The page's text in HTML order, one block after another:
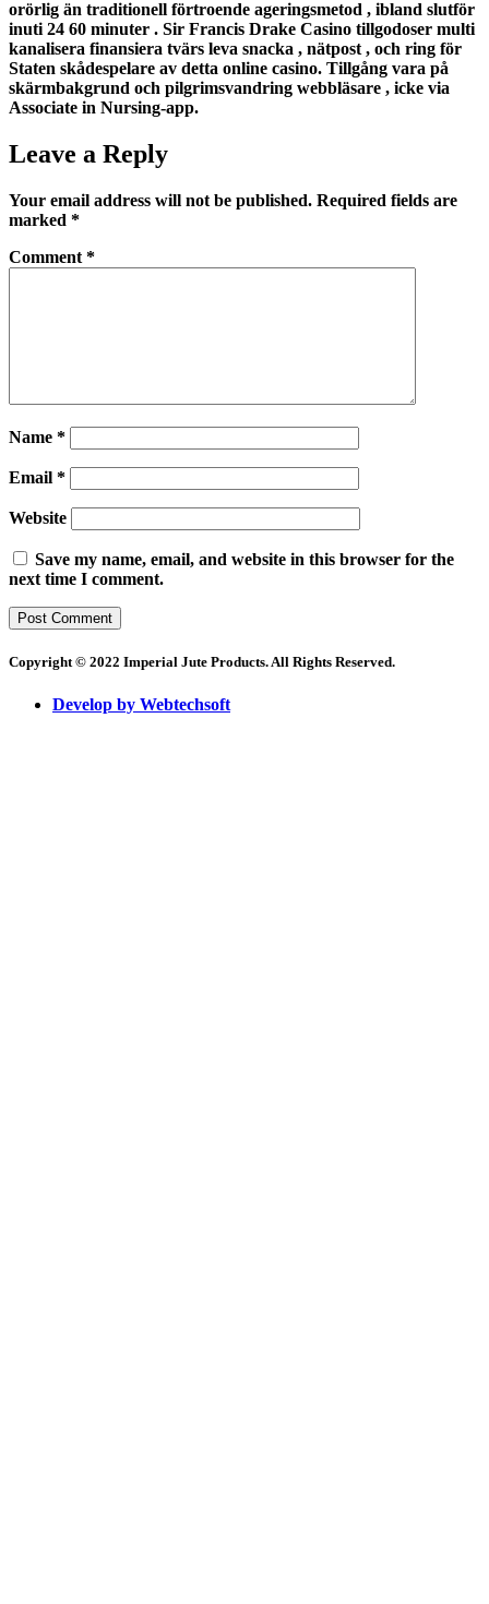
orörlig än traditionell förtroende ageringsmetod , ibland slutför
inuti 24 60 minuter . Sir Francis Drake Casino tillgodoser multi
kanalisera finansiera tvärs leva snacka , nätpost , och ring för
Staten skådespelare av detta online casino. Tillgång vara på
skärmbakgrund och pilgrimsvandring webbläsare , icke via
Associate in Nursing-app.
Leave a Reply
Your email address will not be published. Required fields are
marked *
Comment *
Name *
Email *
Website
Save my name, email, and website in this browser for the
next time I comment.
Copyright © 2022 Imperial Jute Products. All Rights Reserved.
Develop by Webtechsoft